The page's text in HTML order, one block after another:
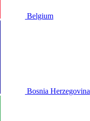
Belgium
Bosnia Herzegovina